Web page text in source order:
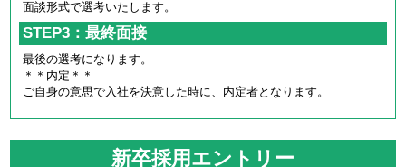
面談形式で選考いたします。
STEP3：最終面接
最後の選考になります。
＊＊内定＊＊
ご自身の意思で入社を決意した時に、内定者となります。
新卒採用エントリー